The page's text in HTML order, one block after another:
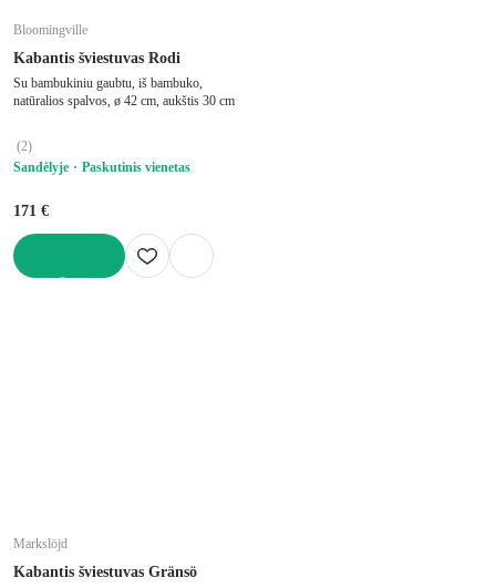
Bloomingville
Kabantis šviestuvas Rodi
Su bambukiniu gaubtu, iš bambuko,
natūralios spalvos, ø 42 cm, aukštis 30 cm
(2)
Sandėlyje
Paskutinis vienetas
171 €
Markslöjd
Kabantis šviestuvas Gränsö